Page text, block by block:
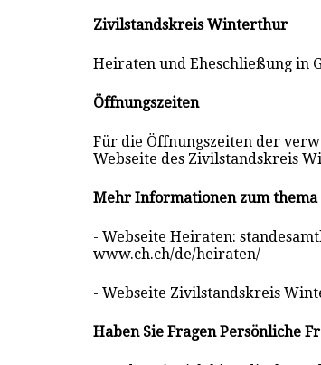
Zivilstandskreis Winterthur
Heiraten und Eheschließung in
Öffnungszeiten
Für die Öffnungszeiten der
Webseite des Zivilstandskreis
Mehr Informationen zum
- Webseite Heiraten:
www.ch.ch/de/heiraten/
- Webseite Zivilstandskreis
Haben Sie Fragen Persönliche